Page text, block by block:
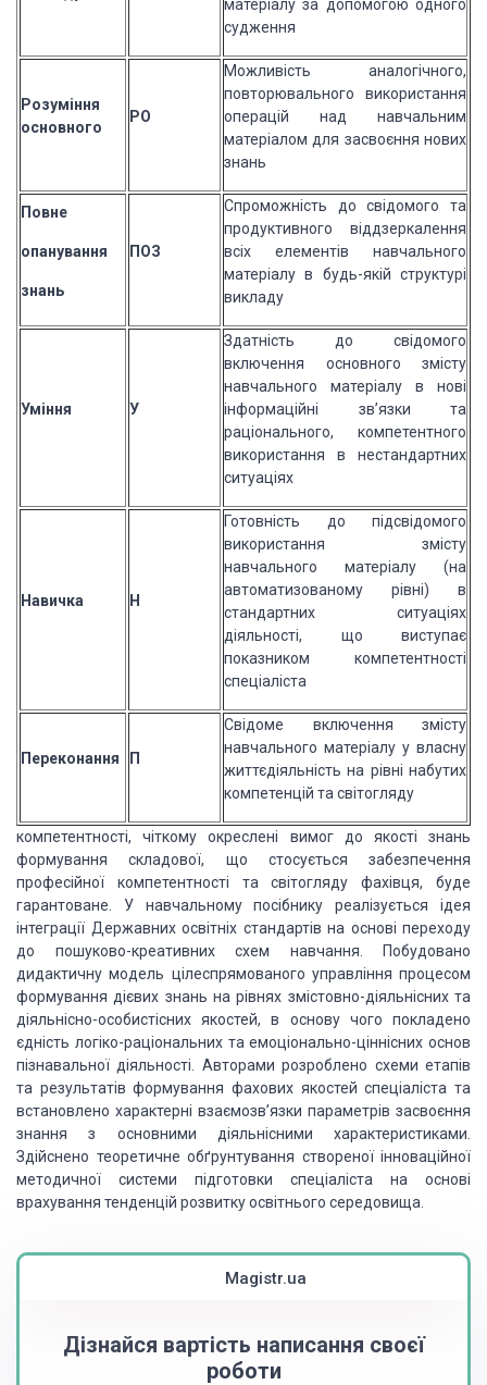
матеріалу за допомогою одного
судження
Розуміння
основного
РО
Можливість аналогічного,
повторювального використання
операцій над навчальним
матеріалом для засвоєння нових
знань
Повне
опанування
знань
ПОЗ
Спроможність до свідомого та
продуктивного віддзеркалення
всіх елементів навчального
матеріалу в будь-якій структурі
викладу
Уміння У
Здатність до свідомого
включення основного змісту
навчального матеріалу в нові
інформаційні зв’язки та
раціонального, компетентного
використання в нестандартних
ситуаціях
Навичка Н
Готовність до підсвідомого
використання змісту
навчального матеріалу (на
автоматизованому рівні) в
стандартних ситуаціях
діяльності, що виступає
показником компетентності
спеціаліста
Переконання П
Свідоме включення змісту
навчального матеріалу у власну
життєдіяльність на рівні набутих
компетенцій та світогляду
компетентності, чіткому окреслені вимог до якості знань
формування складової, що стосується забезпечення
професійної компетентності та світогляду фахівця, буде
гарантоване. У навчальному посібнику реалізується ідея
інтеграції Державних освітніх стандартів на основі переходу
до пошуково-креативних схем навчання. Побудовано
дидактичну модель цілеспрямованого управління процесом
формування дієвих знань на рівнях змістовно-діяльнісних та
діяльнісно-особистісних якостей, в основу чого покладено
єдність логіко-раціональних та емоціонально-ціннісних основ
пізнавальної діяльності. Авторами розроблено схеми етапів
та результатів формування фахових якостей спеціаліста та
встановлено характерні взаємозв’язки параметрів засвоєння
знання з основними діяльнісними характеристиками.
Здійснено теоретичне обґрунтування створеної інноваційної
методичної системи підготовки спеціаліста на основі
врахування тенденцій розвитку освітнього середовища.
Magistr.ua
Дізнайся вартість написання своєї
роботи